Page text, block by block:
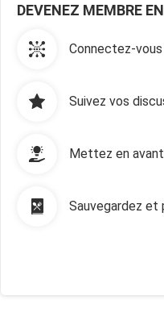
DEVENEZ MEMBRE
Connectez-
Suivez vos
Mettez en
Sauvegardez